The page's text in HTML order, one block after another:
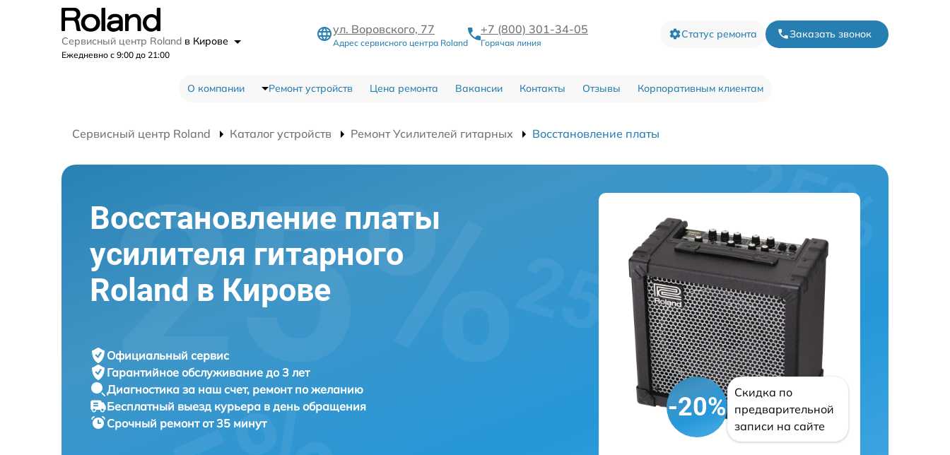
Сервисный центр Roland в Кирове
Ежедневно с 9:00 до 21:00
ул. Воровского, 77
Адрес сервисного центра Roland
+7 (800) 301-34-05
Горячая линия
Статус ремонта Заказать звонок
О компании Ремонт устройств Цена ремонта Вакансии Контакты Отзывы Корпоративным клиентам
Сервисный центр Roland Каталог устройств Ремонт Усилителей гитарных Восстановление платы
Восстановление платы
усилителя гитарного
Roland в Кирове
Официальный сервис
Гарантийное обслуживание до 3 лет
Диагностика за наш счет, ремонт по желанию
Бесплатный выезд курьера в день обращения
Срочный ремонтот 35 минут
-20%
Скидка по
предварительной
записи на сайте